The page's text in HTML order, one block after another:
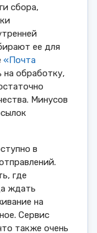
сбора,
ее для
«Почта
на обработку,
Минусов
в
где
ждать
на
Сервис
также очень